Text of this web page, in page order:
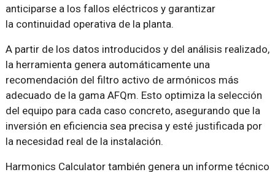
anticiparse a los fallos eléctricos y garantizar
la continuidad operativa de la planta.
A partir de los datos introducidos y del análisis realizado,
la herramienta genera automáticamente una
recomendación del filtro activo de armónicos más
adecuado de la gama AFQm. Esto optimiza la selección
del equipo para cada caso concreto, asegurando que la
inversión en eficiencia sea precisa y esté justificada por
la necesidad real de la instalación.
Harmonics Calculator también genera un informe técnico